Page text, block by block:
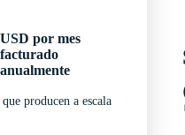
USD por mes
facturado
anualmente
producen a escala